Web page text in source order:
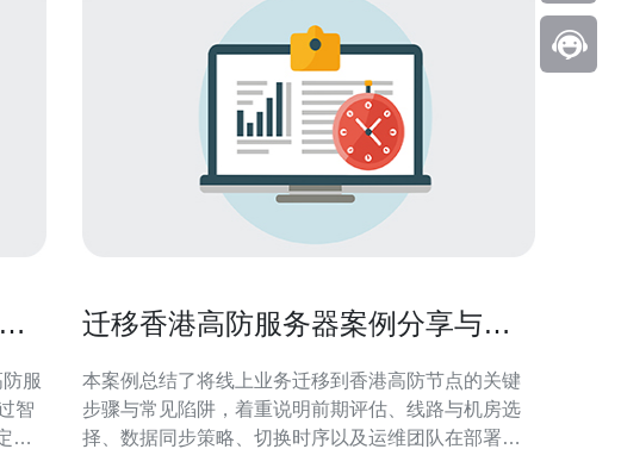
智
和
迁移香港高防服务器案例分享与运
本案例总结了将线上业务迁移到香港高防节点的关键
步骤与常见陷阱，着重说明前期评估、线路与机房选
择、数据同步策略、切换时序以及运维团队在部署、